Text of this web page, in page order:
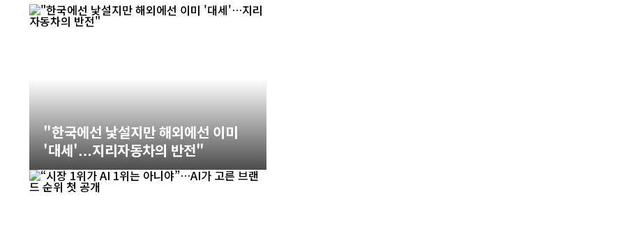
"한국에선 낯설지만 해외에선 이미
'대세'…지리자동차의 반전"